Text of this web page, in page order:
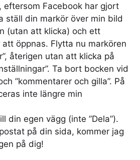
eftersom Facebook har gjort
ställ din markör över min bild
(utan att klicka) och ett
öppnas. Flytta nu markören
återigen utan att klicka på
Ta bort bocken vid
”kommentarer och gilla”. På
inte längre min
din egen vägg (inte ”Dela”).
på din sida, kommer jag
på dig!